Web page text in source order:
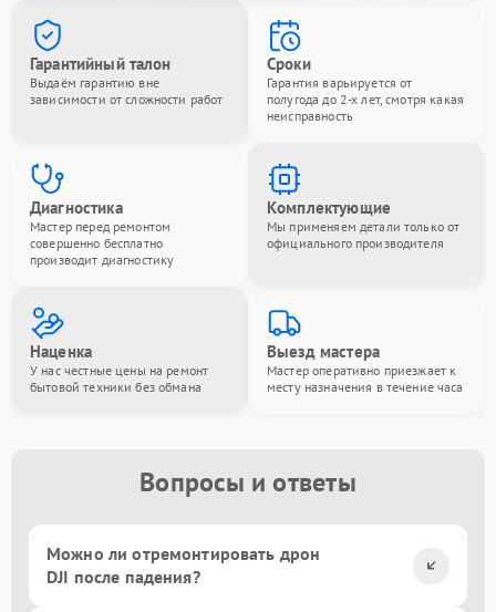
Гарантийный талон
Выдаём гарантию вне
зависимости от сложности работ
Сроки
Гарантия варьируется от
полугода до 2-х лет, смотря какая
неисправность
Диагностика
Мастер перед ремонтом
совершенно бесплатно
производит диагностику
Комплектующие
Мы применяем детали только от
официального производителя
Наценка
У нас честные цены на ремонт
бытовой техники без обмана
Выезд мастера
Мастер оперативно приезжает к
месту назначения в течение часа
Вопросы и ответы
Можно ли отремонтировать дрон
DJI после падения?